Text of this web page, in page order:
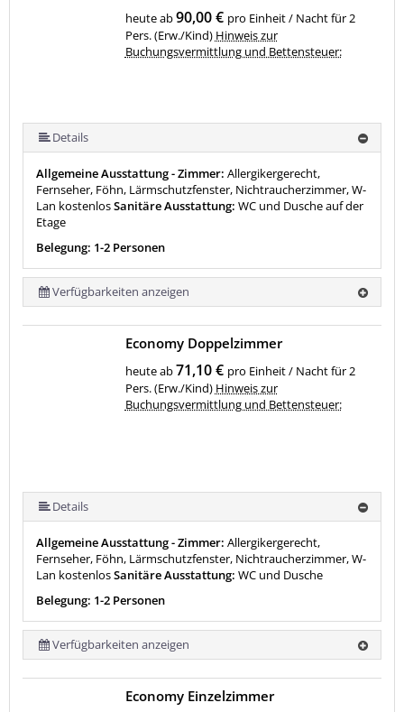
heute ab90,00 € pro Einheit / Nacht für 2
Pers. (Erw./Kind) Hinweis zur
Buchungsvermittlung und Bettensteuer:
Details
Allgemeine Ausstattung - Zimmer: Allergikergerecht,
Fernseher, Föhn, Lärmschutzfenster, Nichtraucherzimmer, W-
Lan kostenlosSanitäre Ausstattung: WC und Dusche auf der
Etage
Belegung: 1-2 Personen
Verfügbarkeiten anzeigen
Economy Doppelzimmer
heute ab71,10 € pro Einheit / Nacht für 2
Pers. (Erw./Kind) Hinweis zur
Buchungsvermittlung und Bettensteuer:
Details
Allgemeine Ausstattung - Zimmer: Allergikergerecht,
Fernseher, Föhn, Lärmschutzfenster, Nichtraucherzimmer, W-
Lan kostenlosSanitäre Ausstattung: WC und Dusche
Belegung: 1-2 Personen
Verfügbarkeiten anzeigen
Economy Einzelzimmer